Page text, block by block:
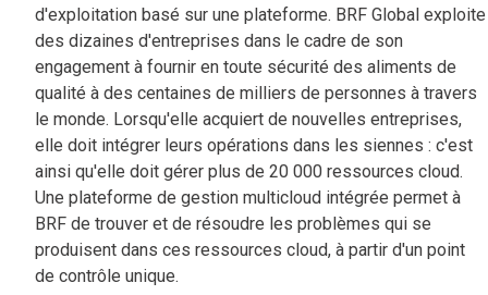
d'exploitation basé sur une plateforme. BRF Global exploite
des dizaines d'entreprises dans le cadre de son
engagement à fournir en toute sécurité des aliments de
qualité à des centaines de milliers de personnes à travers
le monde. Lorsqu'elle acquiert de nouvelles entreprises,
elle doit intégrer leurs opérations dans les siennes : c'est
ainsi qu'elle doit gérer plus de 20 000 ressources cloud.
Une plateforme de gestion multicloud intégrée permet à
BRF de trouver et de résoudre les problèmes qui se
produisent dans ces ressources cloud, à partir d'un point
de contrôle unique.